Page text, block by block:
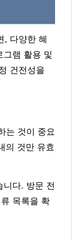
다양한 혜
그램 활용 및
건전성을
는 것이 중요
의 것만 유효
니다. 방문 전
목록을 확